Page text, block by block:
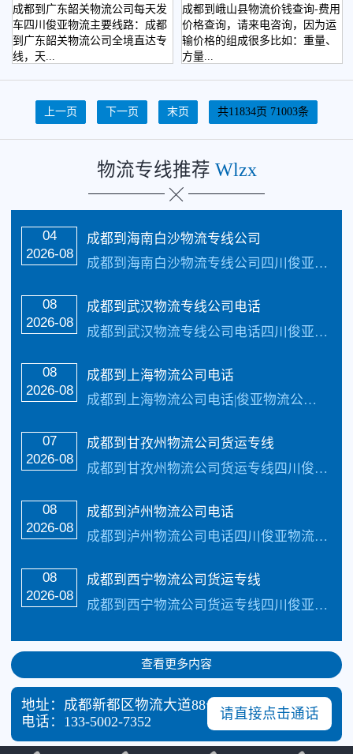
热门搜索
成都到广东韶关物流公司每天发
车四川俊亚物流主要线路：成都
到广东韶关物流公司全境直达专
线，天...
成都到峨山县物流价钱查询-费用
价格查询，请来电咨询，因为运
输价格的组成很多比如：重量、
方量...
上一页 下一页 末页 共11834页 71003条
物流专线推荐 Wlzx
04
2026-08
成都到海南白沙物流专线公司
成都到海南白沙物流专线公司四川俊亚物流主要线路：成都到海南物流公司全境直达专线，天天发车24小时服务热线电话：（133-5002-3601）2-3天可以安全把货物送货到以下地址：海口市、三亚市、三沙市、儋州市、五指山市、文昌市、琼海市、万宁市、东方市致力于打造最优质的成都到海南物流公司专线服务。 成都到海南白沙...…
08
2026-08
成都到武汉物流专线公司电话
成都到武汉物流专线公司电话四川俊亚物流主要线路：成都到武汉物流全境直达专线，【简单快捷，专线直达，天天发车 】天天发车24小时服务热线电话：（133-5002-3601）2-3天可以安全把货物送货到以下地址：武汉市、黄石市、十堰市、荆州市、宜昌市、襄樊市、鄂州市、荆门市、孝感市、黄冈市、咸宁市、随州市。 1个自治州：恩...…
08
2026-08
成都到上海物流公司电话
成都到上海物流公司电话|俊亚物流公司主营线路：成都到上海物流专线公司。每天发车，三到4天可以安全把货物送货到以下地址：成都到上海物流|成都到上海物流公司-详细能…
07
2026-08
成都到甘孜州物流公司货运专线
成都到甘孜州物流公司货运专线四川俊亚物流主要线路：成都到甘孜州物流公司全境直达专线，天天发车24小时服务热线电话：（133-5002-3601）2-3天可以安全把货物送货到以下地址：康定、泸定、丹巴、九龙、雅江、道孚、炉霍、甘孜、新龙、德格、白玉、石渠、色达、理塘、巴塘、乡城、稻城、德荣致力于打造最优质的成...…
08
2026-08
成都到泸州物流公司电话
成都到泸州物流公司电话四川俊亚物流主要线路：成都到泸州物流公司全境直达专线，天天发车24小时服务热线电话：（133-5002-3601）2-3天可以安全把货物送货到以下地址：江阳区、龙马潭区、纳溪区和泸县、合江县、叙永县、古蔺县致力于打造最优质的成都到泸州物流公司专线服务。 成都到泸州物流公司电话具体操作流程：...…
08
2026-08
成都到西宁物流公司货运专线
成都到西宁物流公司货运专线四川俊亚物流主要线路：成都到西宁物流专线全境直达，直达区域：城东区、城中区、城西区、城北区、湟中区共五个区，湟源县、大通回族土族自治县共两个县天天发车24小时服务热线电话：（133-5002-3601）2-3天可以安全把货物送货到致力于打造最优质的成都到西宁物流专线公司服务。 成都到西...…
查看更多内容
请直接点击通话
地址：成都新都区物流大道88号中国物流园1号楼27-
电话： 133-5002-7352